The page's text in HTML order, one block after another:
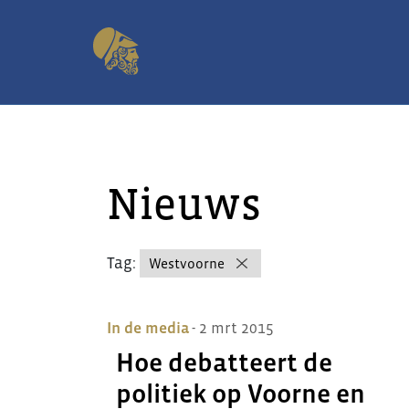
Nieuws
Tag: Westvoorne
In de media- 2 mrt 2015
Hoe debatteert de
politiek op Voorne en